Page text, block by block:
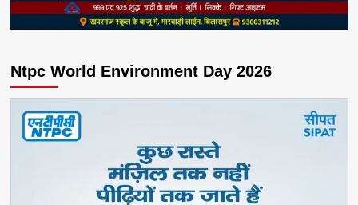
Ntpc World Environment Day 2026